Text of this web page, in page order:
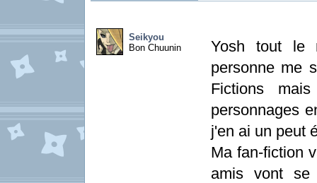
Seikyou
Bon Chuunin
Yosh tout le
personne me
Fictions
personnages
j'en ai un peut
Ma fan-fiction
amis vont se